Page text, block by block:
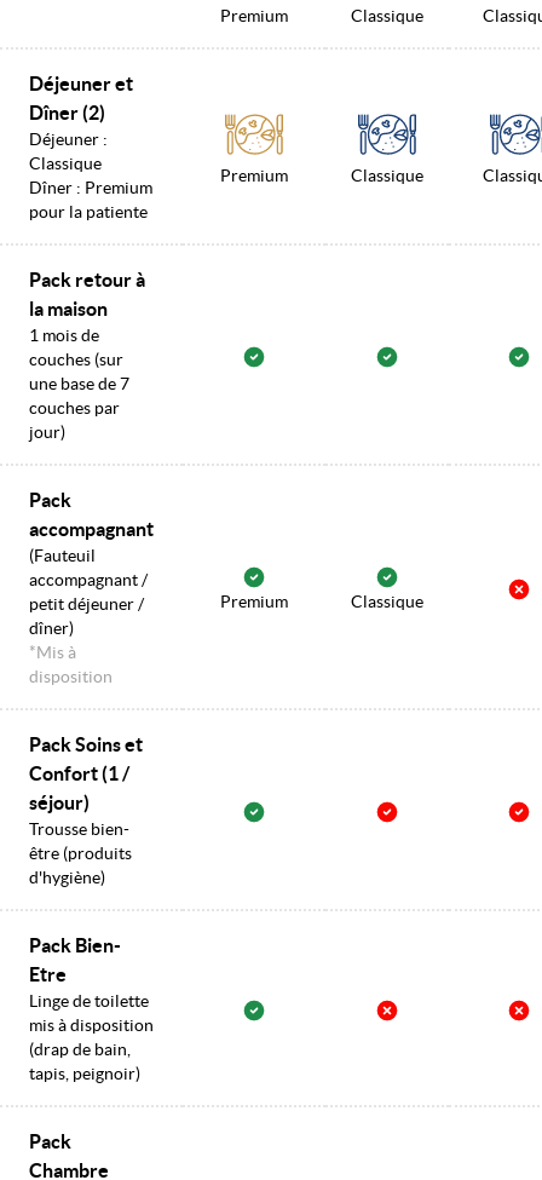
Premium Classique
Déjeuner et
Dîner (2)
Déjeuner :
Classique
Dîner : Premium
pour la patiente
Premium Classique
Pack retour à
la maison
1 mois de
couches (sur
une base de 7
couches par
jour)
Pack
accompagnant
(Fauteuil
accompagnant /
petit déjeuner /
dîner)
*Mis à
disposition
Premium Classique
Pack Soins et
Confort (1 /
séjour)
Trousse bien-
être (produits
d'hygiène)
Pack Bien-
Etre
Linge de toilette
mis à disposition
(drap de bain,
tapis, peignoir)
Pack
Chambre